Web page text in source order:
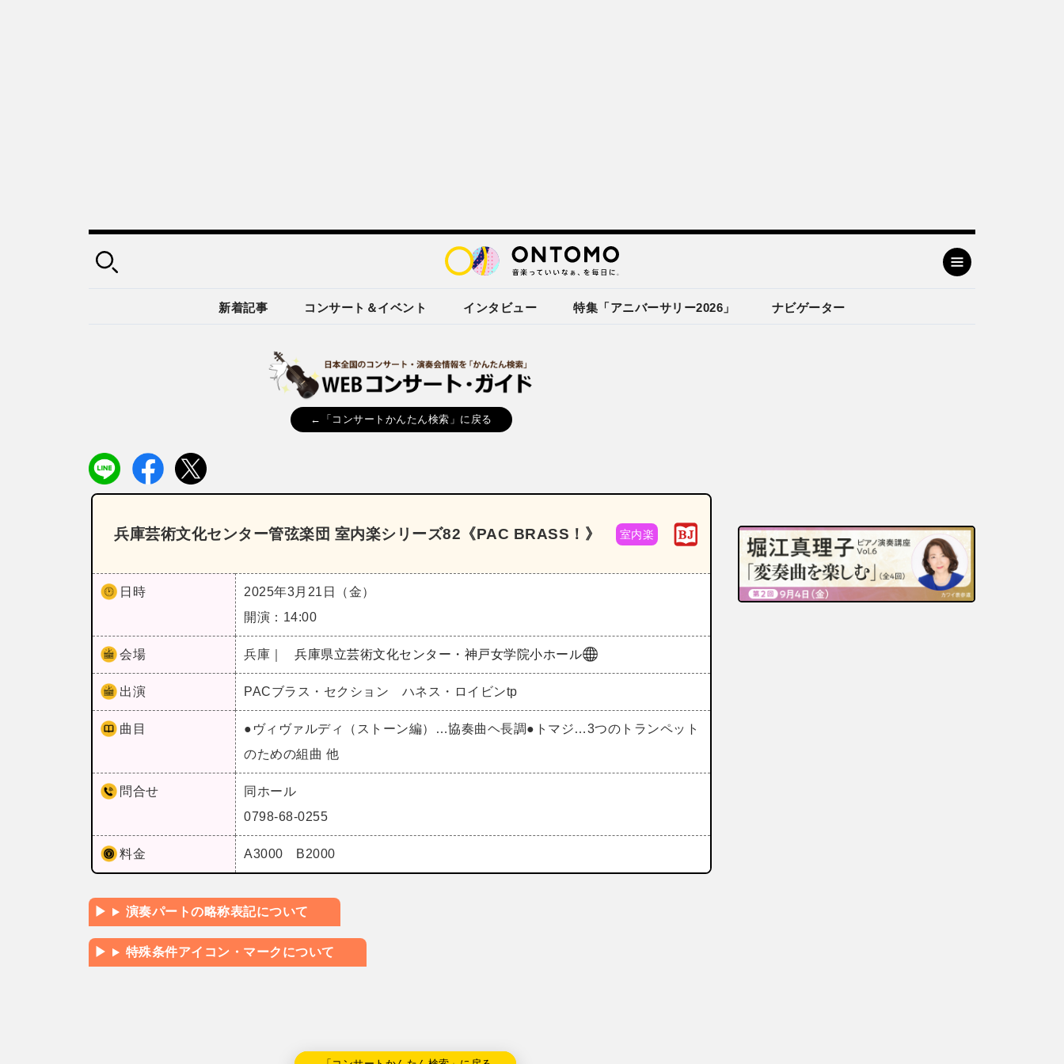
新着記事 コンサート＆イベント インタビュー 特集「アニバーサリー2026」 ナビゲーター
←「コンサートかんたん検索」に戻る
兵庫芸術文化センター管弦楽団 室内楽シリーズ82《PAC BRASS！》 室内楽
日時
2025年3月21日（金）
開演：14:00
会場 兵庫｜ 兵庫県立芸術文化センター・神戸女学院小ホール
出演 PACブラス・セクション ハネス・ロイビンtp
曲目
●ヴィヴァルディ（ストーン編）…協奏曲ヘ長調●トマジ…3つのトランペット
のための組曲 他
問合せ
同ホール
0798-68-0255
料金 A3000 B2000
演奏パートの略称表記について
特殊条件アイコン・マークについて